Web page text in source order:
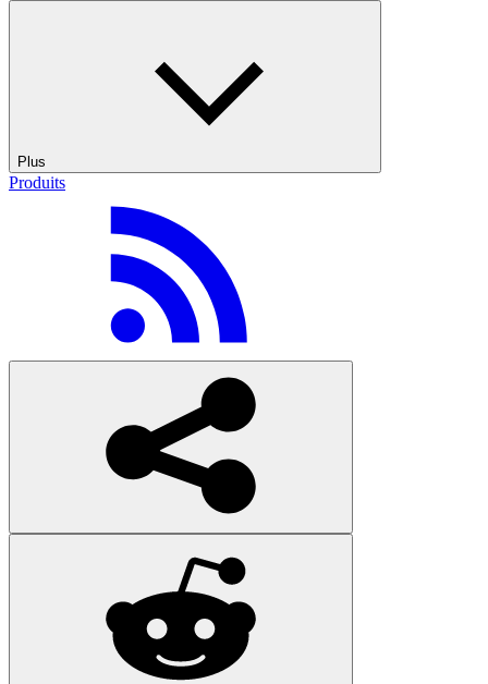
Plus
Produits